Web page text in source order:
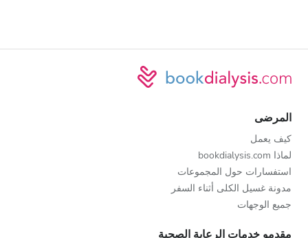
المرضى
كيف يعمل
لماذا bookdialysis.com
استفسارات حول المجموعات
مدونة غسيل الكلى أثناء السفر
جميع الوجهات
مقدمو خدمات الرعاية الصحية